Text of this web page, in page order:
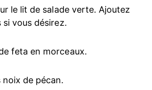
le lit de salade verte. Ajoutez
si vous désirez.
feta en morceaux.
noix de pécan.